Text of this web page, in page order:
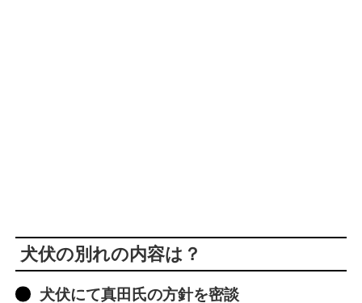
犬伏の別れの内容は？
犬伏にて真田氏の方針を密談